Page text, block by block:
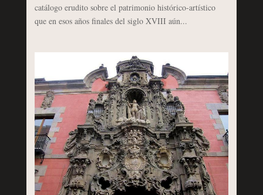
catálogo erudito sobre el patrimonio histórico-artístico
que en esos años finales del siglo XVIII aún...